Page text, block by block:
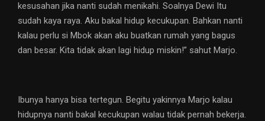
kesusahan jika nanti sudah menikahi. Soalnya Dewi Itu
sudah kaya raya. Aku bakal hidup kecukupan. Bahkan nanti
kalau perlu si Mbok akan aku buatkan rumah yang bagus
dan besar. Kita tidak akan lagi hidup miskin!” sahut Marjo.
Ibunya hanya bisa tertegun. Begitu yakinnya Marjo kalau
hidupnya nanti bakal kecukupan walau tidak pernah bekerja.